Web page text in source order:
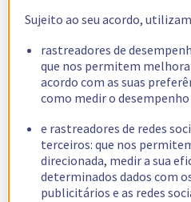
Sujeito ao seu acordo,
rastreadores de
que nos permitem
acordo com as suas
como medir o desempenho
e rastreadores de redes
terceiros: que nos
direcionada, medir a sua
determinados dados com
publicitários e as redes